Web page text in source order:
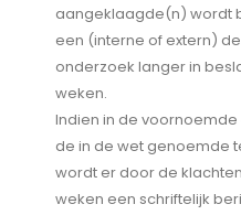
aangeklaagde(n) wordt
een (interne of extern)
onderzoek langer in
weken.
Indien in de
de in de wet genoemde
wordt er door de
weken een schriftelijk